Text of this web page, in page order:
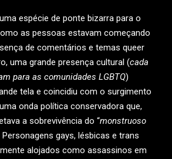
espécie de ponte bizarra para o
as pessoas estavam começando
de comentários e temas queer
uma grande presença cultural (cada
para as comunidades LGBTQ)
tela e coincidiu com o surgimento
onda política conservadora que,
a sobrevivência do “monstruoso
Personagens gays, lésbicas e trans
alojados como assassinos em